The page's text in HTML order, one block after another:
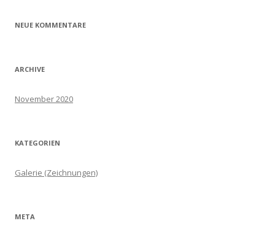
NEUE KOMMENTARE
ARCHIVE
November 2020
KATEGORIEN
Galerie (Zeichnungen)
META